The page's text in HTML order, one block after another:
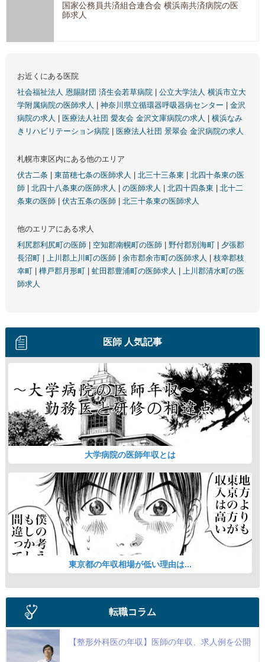
国家公務員共済組合連合会 横浜南共済病院の医
師求人
お近くにある医院
社会福祉法人 恩賜財団 済生会若草病院
公立大学法人 横浜市立大
学附属病院の医師求人
神奈川県立循環器呼吸器病センター
金沢
病院の求人
医療法人社団 愛友会 金沢文庫病院の求人
横浜なみ
きリハビリテーション病院
医療法人社団 景翠会 金沢病院の求人
札幌市東区内にある他のエリア
伏古二条
東苗穂七条の医師求人 北三十三条東
北四十条東の医
師
北四十八条東の医師求人 の医師求人 北四十四条東
北十二
条東の医師
伏古五条の医師 北三十条東の医師求人
他のエリアにある求人
利尻郡利尻町の医師
空知郡南幌町の医師 野付郡別海町
夕張郡
長沼町
上川郡上川町の医師 余市郡余市町の医師求人
枝幸郡枝
幸町
樺戸郡月形町 虻田郡豊浦町の医師求人
上川郡清水町の医
師求人
医師 人気記事
大学病院の医師年収とは
東京都の年収相場が低い理由は...
転職コラム
【整形外科医の年収】医師の年収、求人例を公開